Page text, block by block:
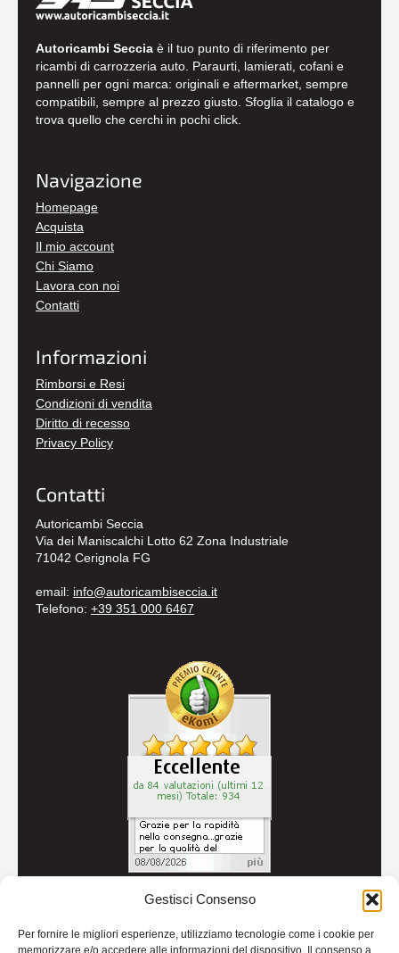
Gestisci Consenso
Per fornire le migliori esperienze, utilizziamo tecnologie come i cookie per
memorizzare e/o accedere alle informazioni del dispositivo. Il consenso a
Autoricambi Seccia è il tuo punto di riferimento per
ricambi di carrozzeria auto. Paraurti, lamierati, cofani e
pannelli per ogni marca: originali e aftermarket, sempre
compatibili, sempre al prezzo giusto. Sfoglia il catalogo e
trova quello che cerchi in pochi click.
Navigazione
Homepage
Acquista
Il mio account
Chi Siamo
Lavora con noi
Contatti
Informazioni
Rimborsi e Resi
Condizioni di vendita
Diritto di recesso
Privacy Policy
Contatti
Autoricambi Seccia
Via dei Maniscalchi Lotto 62 Zona Industriale
71042 Cerignola FG
email: info@autoricambiseccia.it
Telefono: +39 351 000 6467
Credits